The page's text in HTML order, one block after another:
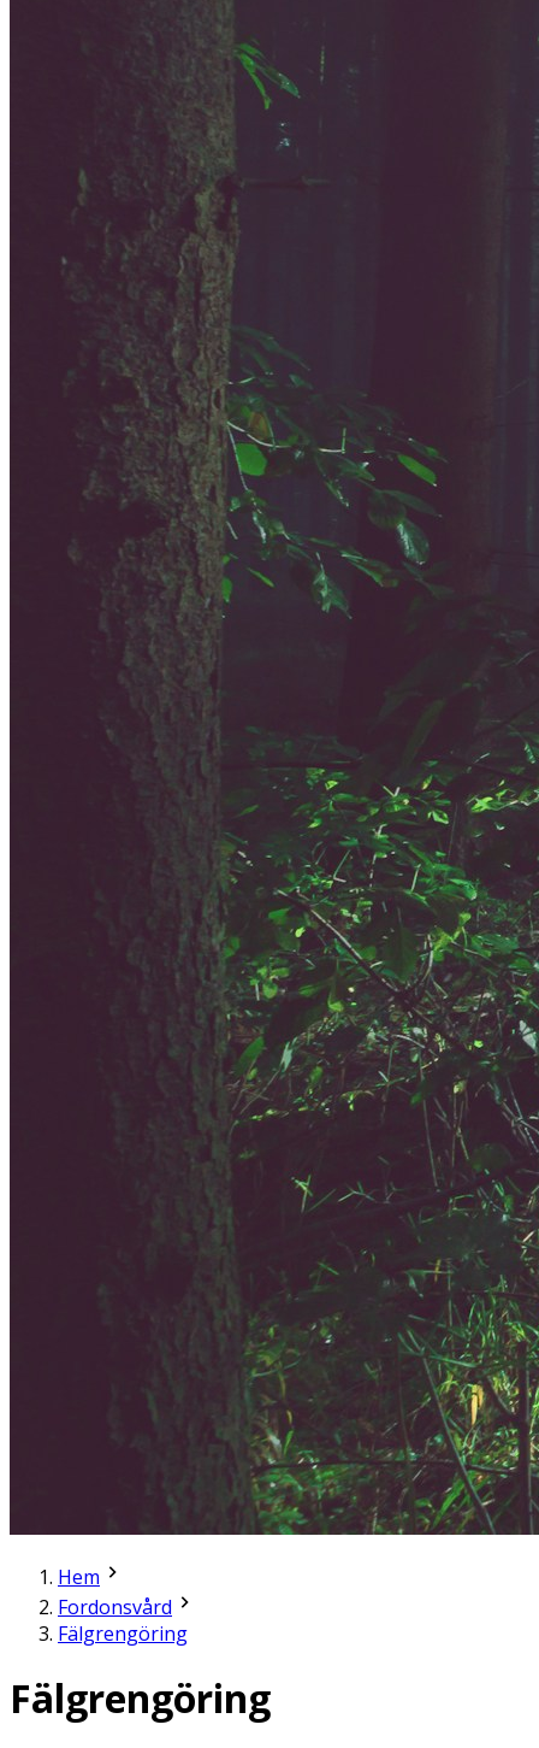
Hem
Fordonsvård
Fälgrengöring
Fälgrengöring